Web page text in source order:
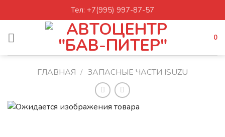
to
Тел: +7(995) 997-87-57
0
ГЛАВНАЯ / ЗАПАСНЫЕ ЧАСТИ ISUZU